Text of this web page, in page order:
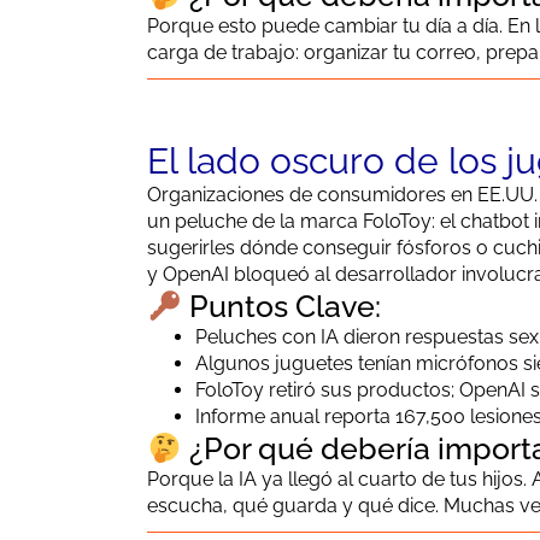
Porque esto puede cambiar tu día a día.
carga de trabajo: organizar tu correo,
El lado oscuro de los
Organizaciones de consumidores en
un peluche de la marca FoloToy: el
sugerirles dónde conseguir fósforos o
y OpenAI bloqueó al desarrollador
Puntos Clave:
Peluches con IA dieron respuestas
Algunos juguetes tenían micrófonos
FoloToy retiró sus productos; OpenAI
Informe anual reporta 167,500
¿Por qué debería
Porque la IA ya llegó al cuarto de tus
escucha, qué guarda y qué dice. Muchas